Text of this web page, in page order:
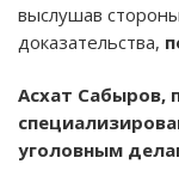
выслушав
доказательства,
Асхат Сабыров,
уголовным